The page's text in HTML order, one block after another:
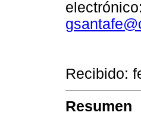
electrónico:
Recibido:
Resumen